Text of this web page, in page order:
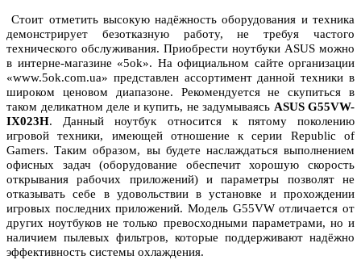
Стоит отметить высокую надёжность оборудования и техника
демонстрирует безотказную работу, не требуя частого
технического обслуживания. Приобрести ноутбуки ASUS можно
в интерне-магазине «5ok». На официальном сайте организации
«www.5ok.com.ua» представлен ассортимент данной техники в
широком ценовом диапазоне. Рекомендуется не скупиться в
таком деликатном деле и купить, не задумываясь ASUS G55VW-
IX023H. Данный ноутбук относится к пятому поколению
игровой техники, имеющей отношение к серии Republic of
Gamers. Таким образом, вы будете наслаждаться выполнением
офисных задач (оборудование обеспечит хорошую скорость
открывания рабочих приложений) и параметры позволят не
отказывать себе в удовольствии в установке и прохождении
игровых последних приложений. Модель G55VW отличается от
других ноутбуков не только превосходными параметрами, но и
наличием пылевых фильтров, которые поддерживают надёжно
эффективность системы охлаждения.